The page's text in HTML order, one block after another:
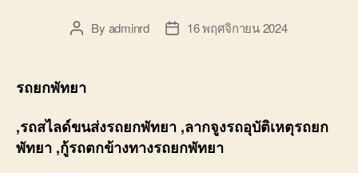
PostBy adminrd
Post16 พฤศจิกายน 2024
รถยกพัทยา
,รถสไลด์ขนส่งรถยกพัทยา ,ลากจูงรถอุบัติเหตุรถยก
พัทยา ,กู้รถตกข้างทางรถยกพัทยา